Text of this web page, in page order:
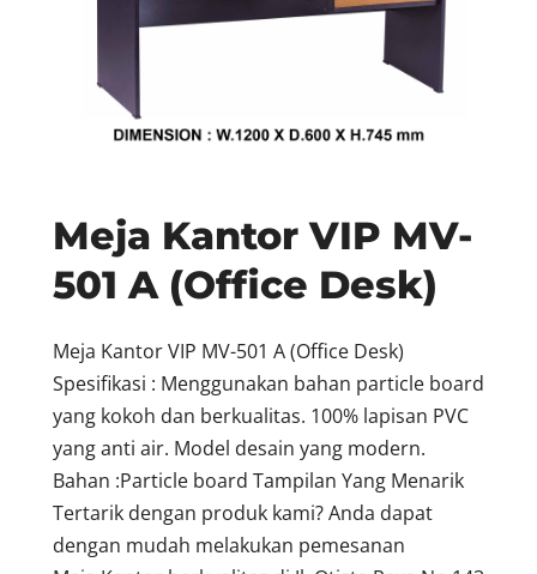
Meja Kantor VIP MV-
501 A (Office Desk)
Meja Kantor VIP MV-501 A (Office Desk)
Spesifikasi : Menggunakan bahan particle board
yang kokoh dan berkualitas. 100% lapisan PVC
yang anti air. Model desain yang modern.
Bahan :Particle board Tampilan Yang Menarik
Tertarik dengan produk kami? Anda dapat
dengan mudah melakukan pemesanan